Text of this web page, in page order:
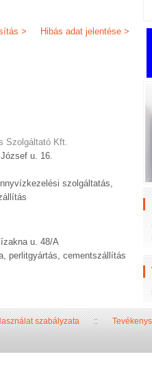
Hibás adat jelentése >
>
Szolgáltató Kft.
u. 16.
szolgáltatás,
u. 48/A
perlitgyártás, cementszállítás
szabályzata::